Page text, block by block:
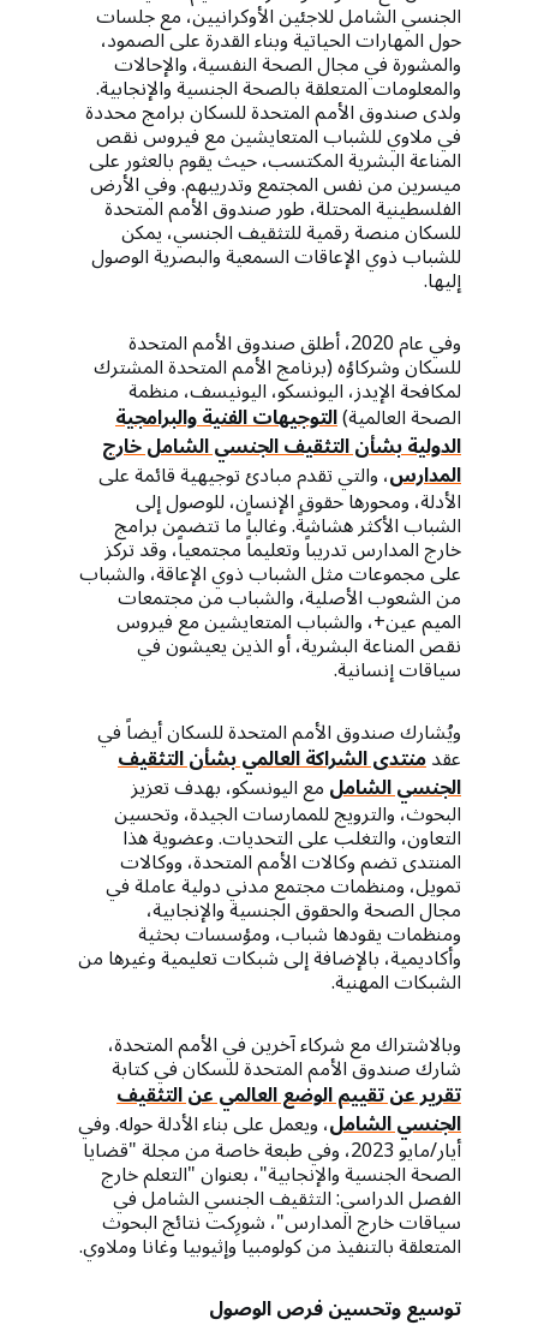
الجنسي الشامل للاجئين الأوكرانيين، مع جلسات
حول المهارات الحياتية وبناء القدرة على الصمود،
والمشورة في مجال الصحة النفسية، والإحالات
والمعلومات المتعلقة بالصحة الجنسية والإنجابية.
ولدى صندوق الأمم المتحدة للسكان برامج محددة
في ملاوي للشباب المتعايشين مع فيروس نقص
المناعة البشرية المكتسب، حيث يقوم بالعثور على
ميسرين من نفس المجتمع وتدريبهم. وفي الأرض
الفلسطينية المحتلة، طور صندوق الأمم المتحدة
للسكان منصة رقمية للتثقيف الجنسي، يمكن
للشباب ذوي الإعاقات السمعية والبصرية الوصول
إليها.
وفي عام 2020، أطلق صندوق الأمم المتحدة
للسكان وشركاؤه (برنامج الأمم المتحدة المشترك
لمكافحة الإيدز، اليونسكو، اليونيسف، منظمة
الصحة العالمية)التوجيهات الفنية والبرامجية
الدولية بشأن التثقيف الجنسي الشامل خارج
المدارس، والتي تقدم مبادئ توجيهية قائمة على
الأدلة، ومحورها حقوق الإنسان، للوصول إلى
الشباب الأكثر هشاشةً. وغالباً ما تتضمن برامج
خارج المدارس تدريباً وتعليماً مجتمعياً، وقد تركز
على مجموعات مثل الشباب ذوي الإعاقة، والشباب
من الشعوب الأصلية، والشباب من مجتمعات
الميم عين+، والشباب المتعايشين مع فيروس
نقص المناعة البشرية، أو الذين يعيشون في
سياقات إنسانية.
ويُشارك صندوق الأمم المتحدة للسكان أيضاً في
عقدمنتدى الشراكة العالمي بشأن التثقيف
الجنسي الشاملمع اليونسكو، بهدف تعزيز
البحوث، والترويج للممارسات الجيدة، وتحسين
التعاون، والتغلب على التحديات. وعضوية هذا
المنتدى تضم وكالات الأمم المتحدة، ووكالات
تمويل، ومنظمات مجتمع مدني دولية عاملة في
مجال الصحة والحقوق الجنسية والإنجابية،
ومنظمات يقودها شباب، ومؤسسات بحثية
وأكاديمية، بالإضافة إلى شبكات تعليمية وغيرها من
الشبكات المهنية.
وبالاشتراك مع شركاء آخرين في الأمم المتحدة،
شارك صندوق الأمم المتحدة للسكان في كتابة
تقرير عن تقييم الوضع العالمي عن التثقيف
الجنسي الشامل، ويعمل على بناء الأدلة حوله. وفي
أيار/مايو 2023، وفي طبعة خاصة من مجلة "قضايا
الصحة الجنسية والإنجابية"، بعنوان "التعلم خارج
الفصل الدراسي: التثقيف الجنسي الشامل في
سياقات خارج المدارس"، شورِكت نتائج البحوث
المتعلقة بالتنفيذ من كولومبيا وإثيوبيا وغانا وملاوي.
توسيع وتحسين فرص الوصول